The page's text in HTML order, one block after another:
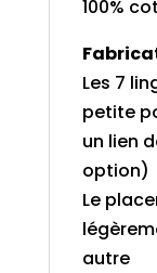
100%
Les 7
petite
un lien
option)
Le
autre